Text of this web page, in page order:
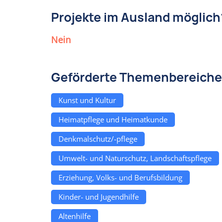
Projekte im Ausland
Nein
Geförderte Themenbereiche
Kunst und Kultur
Heimatpflege und Heimatkunde
Denkmalschutz/-pflege
Umwelt- und Naturschutz, Landschaftspflege
Erziehung, Volks- und Berufsbildung
Kinder- und Jugendhilfe
Altenhilfe